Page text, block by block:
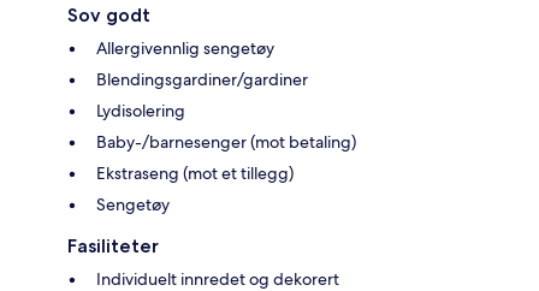
Sov godt
Allergivennlig sengetøy
Blendingsgardiner/gardiner
Lydisolering
Baby-/barnesenger (mot betaling)
Ekstraseng (mot et tillegg)
Sengetøy
Fasiliteter
Individuelt innredet og dekorert